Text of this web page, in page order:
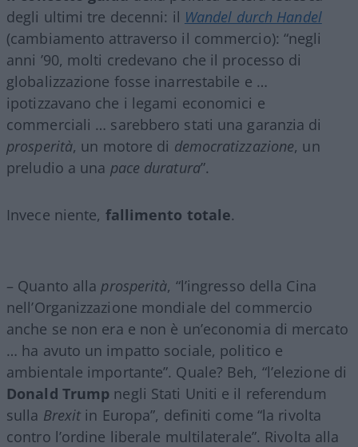
degli ultimi tre decenni: il Wandel durch Handel
(cambiamento attraverso il commercio): “negli
anni ’90, molti credevano che il processo di
globalizzazione fosse inarrestabile e …
ipotizzavano che i legami economici e
commerciali … sarebbero stati una garanzia di
prosperità, un motore di democratizzazione, un
preludio a una pace duratura”.
Invece niente, fallimento totale.
– Quanto alla prosperità, “l’ingresso della Cina
nell’Organizzazione mondiale del commercio
anche se non era e non è un’economia di mercato
… ha avuto un impatto sociale, politico e
ambientale importante”. Quale? Beh, “l’elezione di
Donald Trump negli Stati Uniti e il referendum
sulla Brexit in Europa”, definiti come “la rivolta
contro l’ordine liberale multilaterale”. Rivolta alla